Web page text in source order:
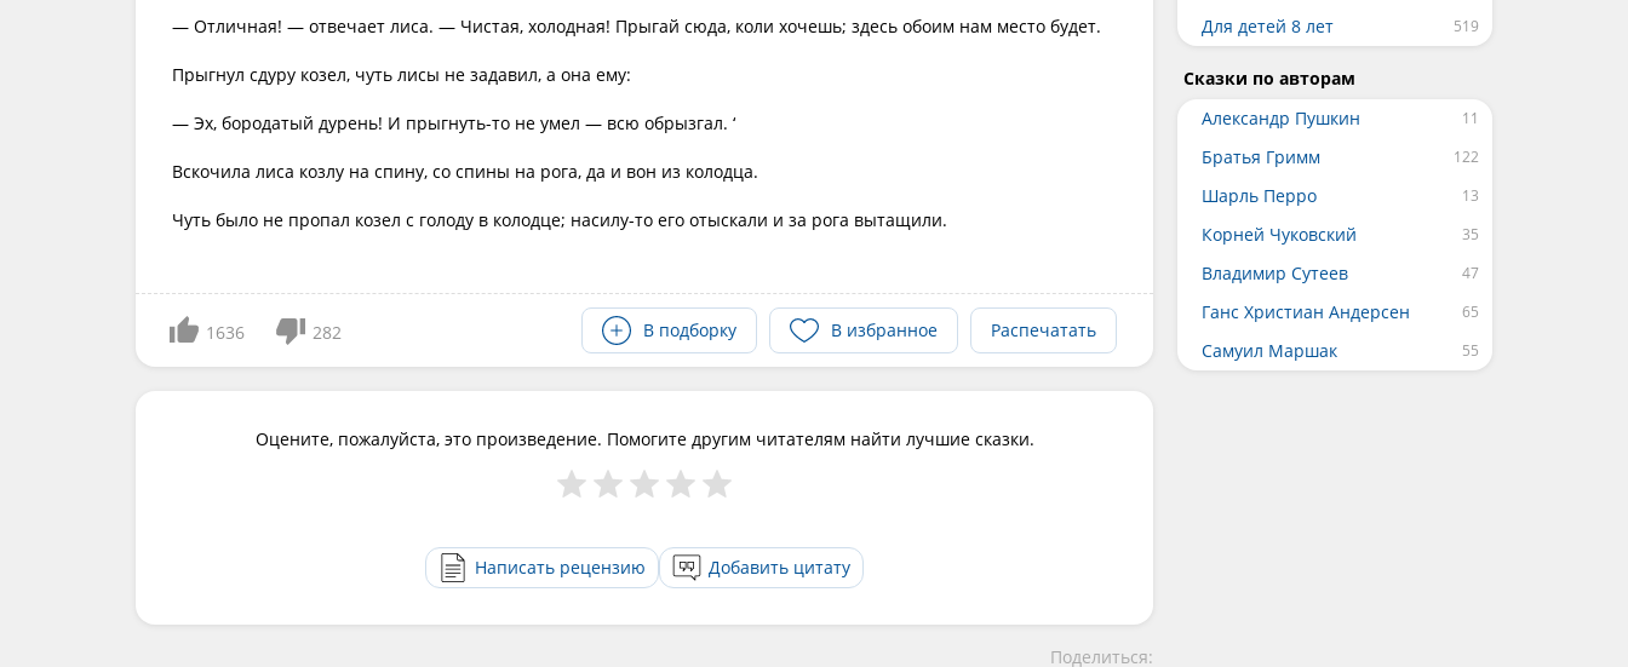
— Отличная! — отвечает лиса. — Чистая, холодная! Прыгай сюда, коли хочешь; здесь обоим нам место будет.
Прыгнул сдуру козел, чуть лисы не задавил, а она ему:
— Эх, бородатый дурень! И прыгнуть-то не умел — всю обрызгал. ‘
Вскочила лиса козлу на спину, со спины на рога, да и вон из колодца.
Чуть было не пропал козел с голоду в колодце; насилу-то его отыскали и за рога вытащили.
1636 282 В подборку В избранное Распечатать
Оцените, пожалуйста, это произведение. Помогите другим читателям найти лучшие сказки.
Написать рецензию Добавить цитату
Поделиться:
Для детей 8 лет
Сказки по авторам
Александр Пушкин
Братья Гримм
Шарль Перро
Корней Чуковский
Владимир Сутеев
Ганс Христиан Андерсен
Самуил Маршак